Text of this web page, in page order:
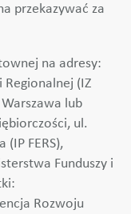
przekazywać za
na adresy:
Regionalnej (IZ
lub
ul.
(IP FERS),
Funduszy i
Rozwoju